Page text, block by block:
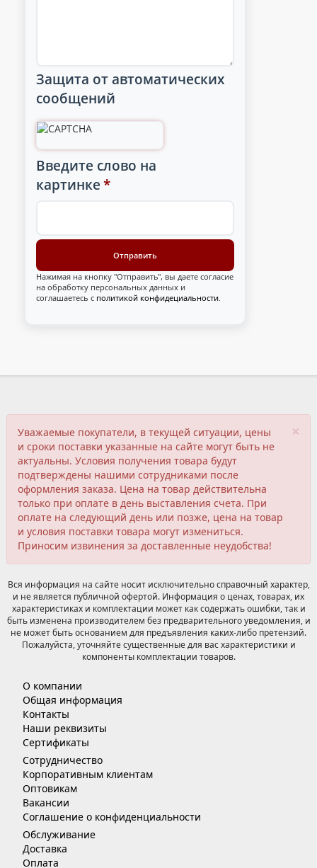
Защита от автоматических
сообщений
Введите слово на
картинке *
Нажимая на кнопку "Отправить", вы даете согласие
на обработку персональных данных и
соглашаетесь с политикой конфидециальности.
×
Уважаемые покупатели, в текущей ситуации, цены
и сроки поставки указанные на сайте могут быть не
актуальны. Условия получения товара будут
подтверждены нашими сотрудниками после
оформления заказа. Цена на товар действительна
только при оплате в день выставления счета. При
оплате на следующий день или позже, цена на товар
и условия поставки товара могут измениться.
Приносим извинения за доставленные неудобства!
Вся информация на сайте носит исключительно справочный характер,
и не является публичной офертой. Информация о ценах, товарах, их
характеристиках и комплектации может как содержать ошибки, так и
быть изменена производителем без предварительного уведомления, и
не может быть основанием для предъявления каких-либо претензий.
Пожалуйста, уточняйте существенные для вас характеристики и
компоненты комплектации товаров.
О компании
Общая информация
Контакты
Наши реквизиты
Сертификаты
Сотрудничество
Корпоративным клиентам
Оптовикам
Вакансии
Соглашение о конфиденциальности
Обслуживание
Доставка
Оплата